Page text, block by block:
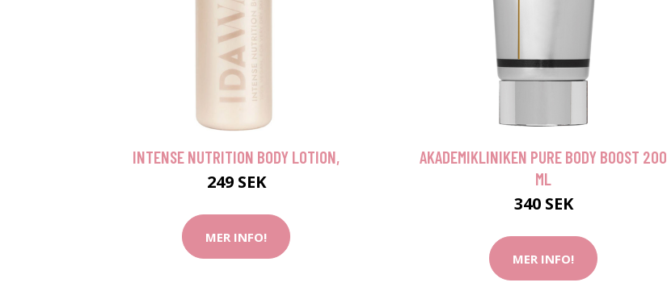
INTENSE NUTRITION BODY LOTION,
249 SEK
MER INFO!
AKADEMIKLINIKEN PURE BODY BOOST 200
ML
340 SEK
MER INFO!